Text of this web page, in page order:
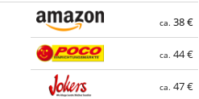
ca.38 €
ca.44 €
ca.47 €